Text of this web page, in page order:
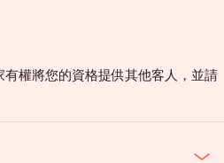
權將您的資格提供其他客人，並請